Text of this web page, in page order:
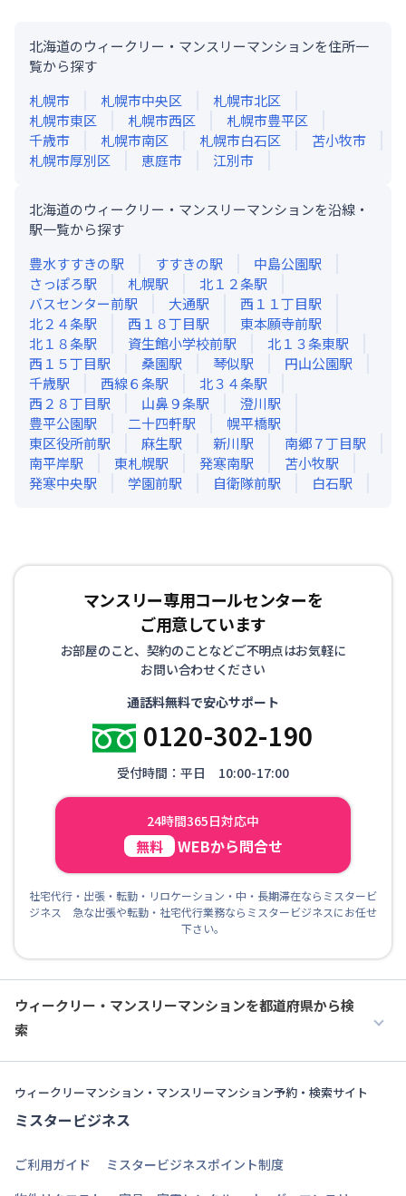
北海道のウィークリー・マンスリーマンションを住所一
覧から探す
札幌市
札幌市中央区
札幌市北区
札幌市東区
札幌市西区
札幌市豊平区
千歳市
札幌市南区 札幌市白石区
苫小牧市
札幌市厚別区
恵庭市 江別市
北海道のウィークリー・マンスリーマンションを沿線・
駅一覧から探す
豊水すすきの駅 すすきの駅 中島公園駅
さっぽろ駅 札幌駅 北１２条駅
バスセンター前駅 大通駅 西１１丁目駅
北２４条駅 西１８丁目駅 東本願寺前駅
北１８条駅 資生館小学校前駅 北１３条東駅
西１５丁目駅 桑園駅 琴似駅 円山公園駅
千歳駅 西線６条駅 北３４条駅
西２８丁目駅 山鼻９条駅 澄川駅
豊平公園駅 二十四軒駅 幌平橋駅
東区役所前駅 麻生駅 新川駅 南郷７丁目駅
南平岸駅 東札幌駅 発寒南駅 苫小牧駅
発寒中央駅 学園前駅 自衛隊前駅 白石駅
マンスリー専用コールセンターを
ご用意しています
お部屋のこと、契約のことなどご不明点はお気軽に
お問い合わせください
通話料無料で安心サポート
0120-302-190
受付時間：平日 10:00-17:00
24時間365日対応中
無料 WEBから問合せ
社宅代行・出張・転勤・リロケーション・中・長期滞在ならミスタービ
ジネス 急な出張や転勤・社宅代行業務ならミスタービジネスにお任せ
下さい。
ウィークリー・マンスリーマンションを都道府県から検
索
ウィークリーマンション・マンスリーマンション予約・検索サイト
ミスタービジネス
ご利用ガイド
ミスタービジネスポイント制度